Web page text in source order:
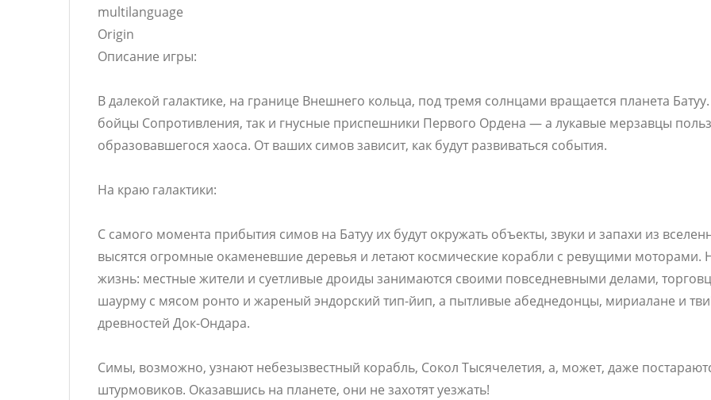
multilanguage
Origin
Описание игры:
В далекой галактике, на границе Внешнего кольца, под тремя солнцами вращается планета
бойцы Сопротивления, так и гнусные приспешники Первого Ордена — а лукавые мерзавцы
образовавшегося хаоса. От ваших симов зависит, как будут развиваться события.
На краю галактики:
С самого момента прибытия симов на Батуу их будут окружать объекты, звуки и запахи из
высятся огромные окаменевшие деревья и летают космические корабли с ревущими моторами.
жизнь: местные жители и суетливые дроиды занимаются своими повседневными делами,
шаурму с мясом ронто и жареный эндорский тип-йип, а пытливые абеднедонцы, мириалане и
древностей Док-Ондара.
Симы, возможно, узнают небезызвестный корабль, Сокол Тысячелетия, а, может, даже
штурмовиков. Оказавшись на планете, они не захотят уезжать!